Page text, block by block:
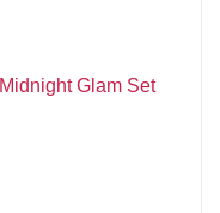
Midnight Glam Set